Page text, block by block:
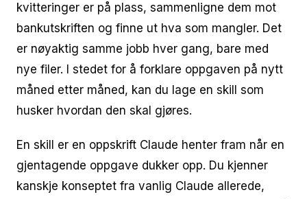
kvitteringer er på plass, sammenligne dem mot
bankutskriften og finne ut hva som mangler. Det
er nøyaktig samme jobb hver gang, bare med
nye filer. I stedet for å forklare oppgaven på nytt
måned etter måned, kan du lage en skill som
husker hvordan den skal gjøres.
En skill er en oppskrift Claude henter fram når en
gjentagende oppgave dukker opp. Du kjenner
kanskje konseptet fra vanlig Claude allerede,